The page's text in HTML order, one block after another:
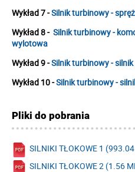
Wykład 7 -Silnik turbinowy -
Wykład 8 - Silnik turbinowy -
wylotowa
Wykład 9 -Silnik turbinowy -
Wykład 10 -Silnik turbinowy -
Pliki do pobrania
SILNIKI TŁOKOWE 1
SILNIKI TŁOKOWE 2 (1.56